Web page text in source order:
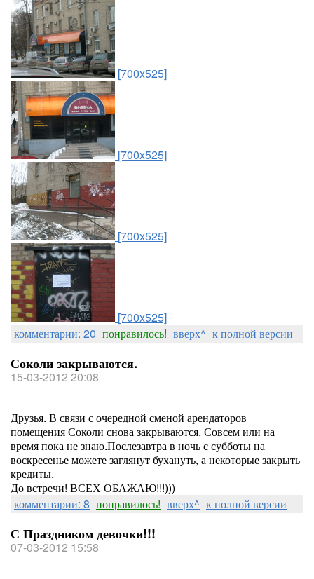
[700x525]
[700x525]
[700x525]
[700x525]
комментарии: 20 понравилось! вверх^ к полной версии
Соколи закрываются.
15-03-2012 20:08
Друзья. В связи с очередной сменой арендаторов
помещения Соколи снова закрываются. Совсем или на
время пока не знаю.Послезавтра в ночь с субботы на
воскресенье можете заглянут бухануть, а некоторые закрыть
кредиты.
До встречи! ВСЕХ ОБАЖАЮ!!!)))
комментарии: 8 понравилось! вверх^ к полной версии
С Праздником девочки!!!
07-03-2012 15:58